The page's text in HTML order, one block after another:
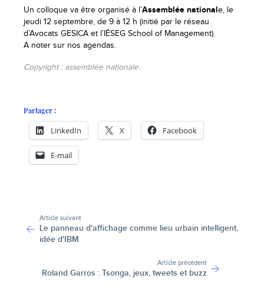
Un colloque va être organisé à l’Assemblée national e, le
jeudi 12 septembre, de 9 à 12 h (initié par le réseau
d’Avocats GESICA et l’IÉSEG School of Management).
A noter sur nos agendas.
Copyright : assemblée nationale.
Partager :
LinkedIn X Facebook
E-mail
Article suivant
Le panneau d'affichage comme lieu urbain intelligent,
idée d'IBM
Article précédent
Roland Garros : Tsonga, jeux, tweets et buzz